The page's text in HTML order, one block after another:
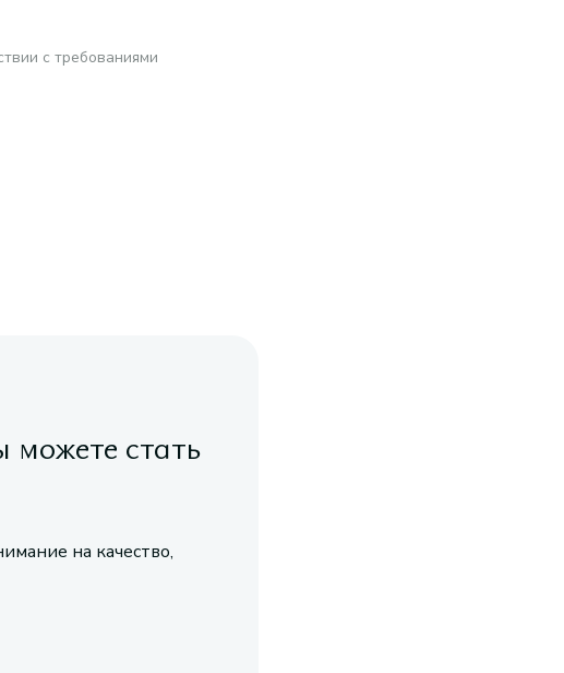
с требованиями
можете стать
на качество,